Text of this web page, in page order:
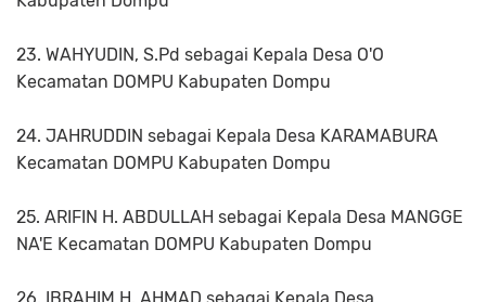
23. WAHYUDIN, S.Pd sebagai Kepala Desa O'O
Kecamatan DOMPU Kabupaten Dompu
24. JAHRUDDIN sebagai Kepala Desa KARAMABURA
Kecamatan DOMPU Kabupaten Dompu
25. ARIFIN H. ABDULLAH sebagai Kepala Desa MANGGE
NA'E Kecamatan DOMPU Kabupaten Dompu
26. IBRAHIM H. AHMAD sebagai Kepala Desa